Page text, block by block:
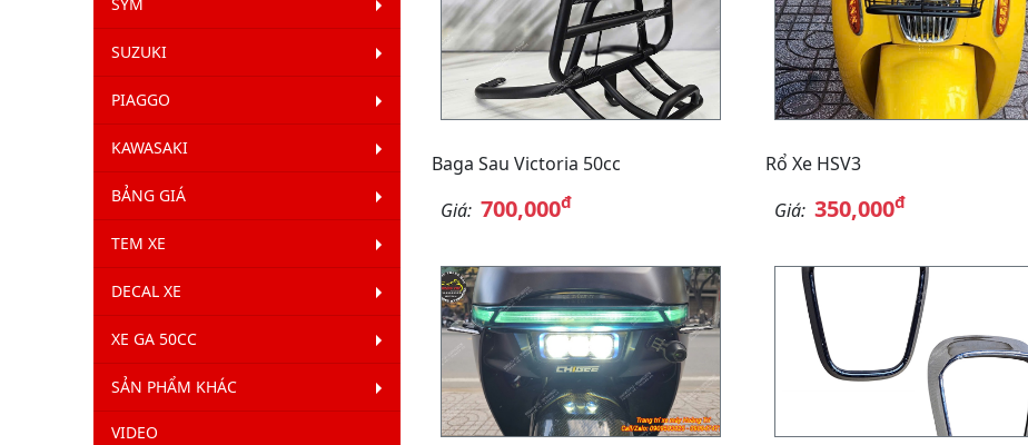
SUZUKI
PIAGGO
KAWASAKI
BẢNG GIÁ
TEM XE
DECAL XE
XE GA 50CC
SẢN PHẨM KHÁC
VIDEO
Baga Sau Victoria 50cc
Giá: 700,000đ
Rổ Xe HSV3
Giá: 350,000đ